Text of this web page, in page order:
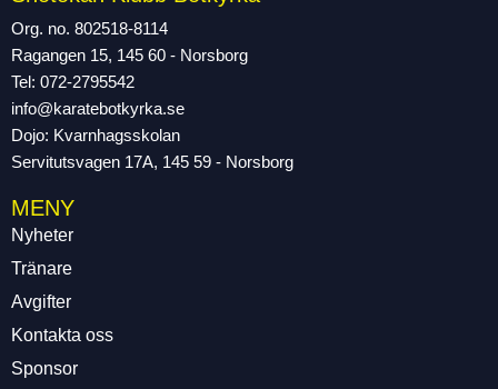
Org. no. 802518-8114
Ragangen 15, 145 60 - Norsborg
Tel: 072-2795542
info@karatebotkyrka.se
Dojo: Kvarnhagsskolan
Servitutsvagen 17A, 145 59 - Norsborg
MENY
Nyheter
Tränare
Avgifter
Kontakta oss
Sponsor